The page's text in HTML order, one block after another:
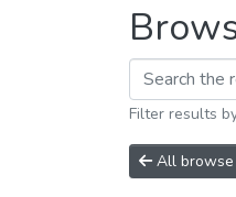
Filter results
All